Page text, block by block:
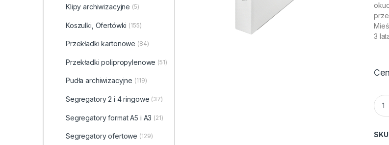
3
Klipy archiwizacyjne (5)
Koszulki, Ofertówki (155)
Przekładki kartonowe (84)
Przekładki polipropylenowe (51)
Pudła archiwizacyjne (119)
Segregatory 2 i 4 ringowe (37)
Segregatory format A5 i A3 (21)
Segregatory ofertowe (129)